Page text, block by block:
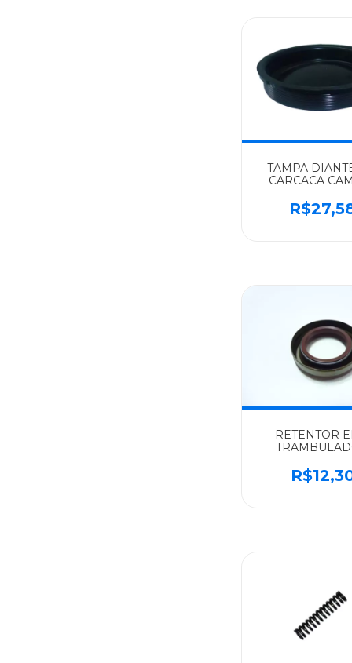
TAMPA
CARCACA
ATEGO/1620/
RETENTOR
MERCEDES-
IMPORTADO